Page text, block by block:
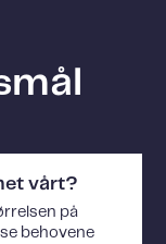
vårt?
på
behovene